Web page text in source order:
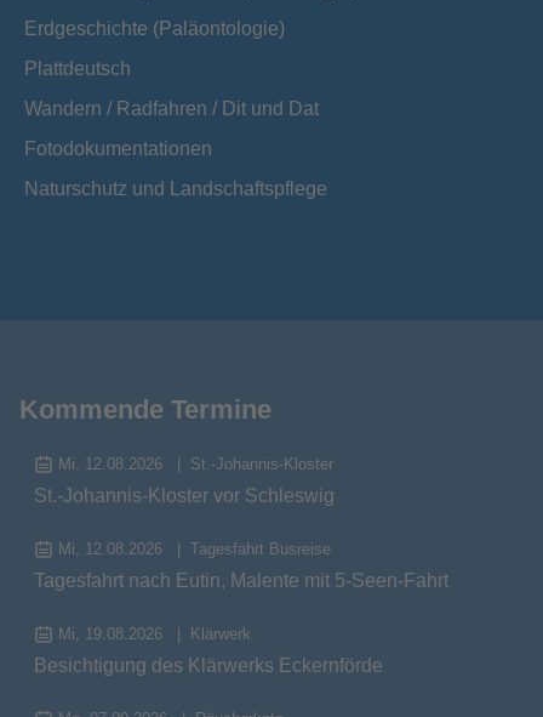
Erdgeschichte (Paläontologie)
Plattdeutsch
Wandern / Radfahren / Dit und Dat
Fotodokumentationen
Naturschutz und Landschaftspflege
Kommende Termine
Mi, 12.08.2026 St.-Johannis-Kloster
St.-Johannis-Kloster vor Schleswig
Mi, 12.08.2026 Tagesfahrt Busreise
Tagesfahrt nach Eutin, Malente mit 5-Seen-Fahrt
Mi, 19.08.2026 Klärwerk
Besichtigung des Klärwerks Eckernförde